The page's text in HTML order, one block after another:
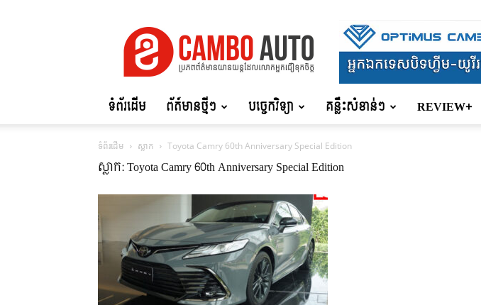
Auto
ទំព័រដើម ព័ត៍មានថ្មីៗ បច្ចេកវិទ្យា គន្លឹះសំខាន់ៗ REVIEW+
ទំព័រដើម ស្លាក Toyota Camry 60th Anniversary Special Edition
ស្លាក: Toyota Camry 60th Anniversary Special Edition